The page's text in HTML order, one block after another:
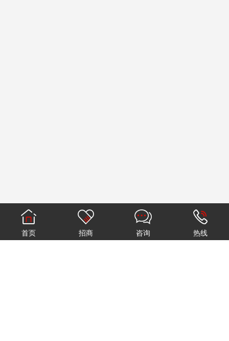
首页 招商 咨询 热线